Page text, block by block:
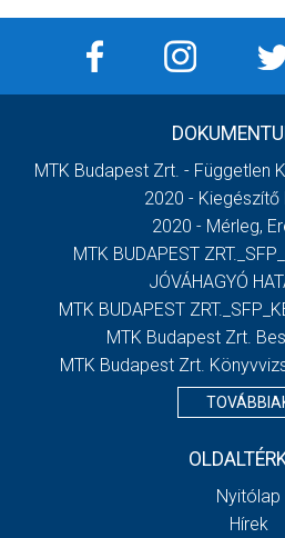
MTK Budapest Zrt. - Független
2020 - Kiegészítő
2020 - Mérleg,
MTK BUDAPEST
JÓVÁHAGYÓ
MTK BUDAPEST
MTK Budapest Zrt.
MTK Budapest Zrt.
Nyitólap
Hírek